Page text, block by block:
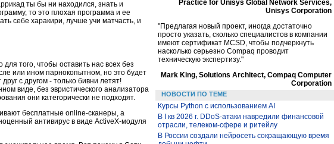
ты бы ни находился, знать и
то это плохая программа и ее
себе харакири, лучше учи матчасть, и
того, чтобы оставить нас всех без
или ином парнокопытном, но это будет
с другом - только бивни летят!
виде, без эвристического анализатора
они категорически не подходят.
бесплатные online-сканеры, а
антивирус в виде ActiveX-модуля
Practice for Unisys Global Network Services,
Unisys Corporation
"Предлагая новый проект, иногда достаточно
просто указать, сколько специалистов в компании
имеют сертификат MCSD, чтобы подчеркнуть
насколько серьезно Compaq проводит
техническую экспертизу."
Mark King, Solutions Architect, Compaq Computer
Corporation
НОВОСТИ ПО ТЕМЕ
Курсы Python c использованием AI
В I кв 2026 г. DDoS-атаки навредили финансовой
отрасли, телеком-сфере и ритейлу
В России создали нейросеть сокращающую время